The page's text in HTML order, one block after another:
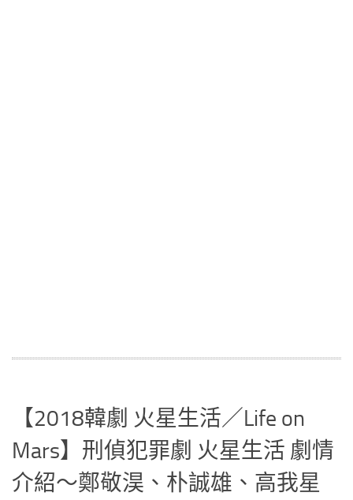
【2018韓劇 火星生活／Life on
Mars】刑偵犯罪劇 火星生活 劇情
介紹～鄭敬淏、朴誠雄、高我星